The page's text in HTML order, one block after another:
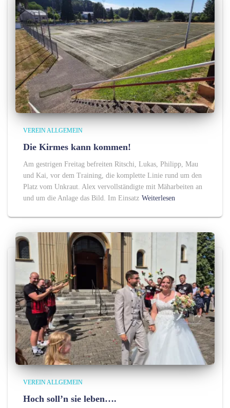
VEREIN ALLGEMEIN
Die Kirmes kann kommen!
Am gestrigen Freitag befreiten Ritschi, Lukas, Philipp, Mau
und Kai, vor dem Training, die komplette Linie rund um den
Platz vom Unkraut. Alex vervollständigte mit Mäharbeiten an
und um die Anlage das Bild. Im Einsatz Weiterlesen
VEREIN ALLGEMEIN
Hoch soll’n sie leben….